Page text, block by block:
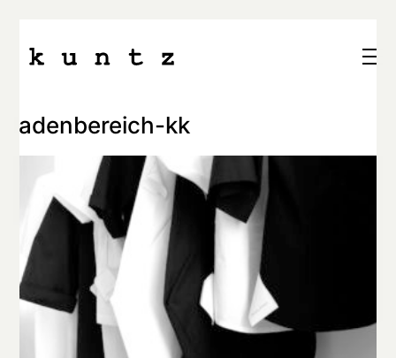
ladenbereich-kk